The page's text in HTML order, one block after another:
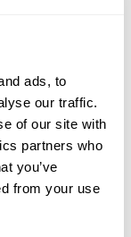
ads, to
our traffic.
of our site with
partners who
you’ve
from your use
séniors
un habitat
séniors,
toit, en
privées.
la salle de
le
Ces